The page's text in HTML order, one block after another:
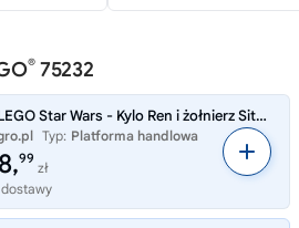
® 75232
75232 LEGO Star Wars - Kylo Ren i żołnierz Sithów ZESTAW KOLEKCJONERSKI
Typ: Platforma handlowa
99
zł